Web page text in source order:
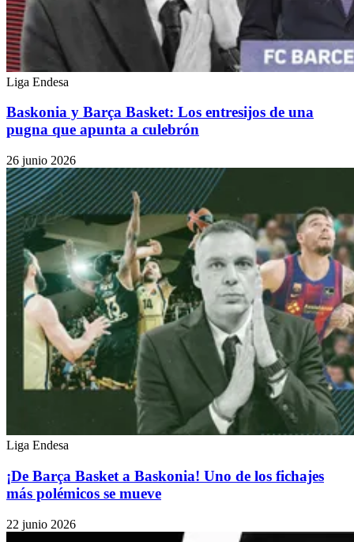
Liga Endesa
Baskonia y Barça Basket: Los entresijos de una
pugna que apunta a culebrón
26 junio 2026
Liga Endesa
¡De Barça Basket a Baskonia! Uno de los fichajes
más polémicos se mueve
22 junio 2026